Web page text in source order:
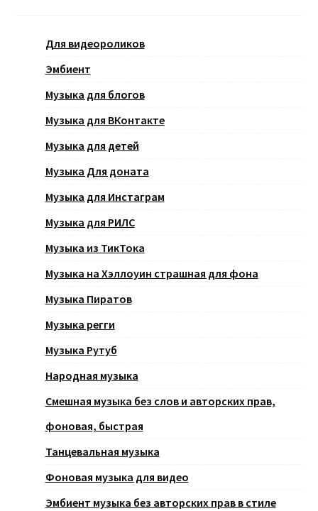
Для видеороликов
Эмбиент
Музыка для блогов
Музыка для ВКонтакте
Музыка для детей
Музыка Для доната
Музыка для Инстаграм
Музыка для РИЛС
Музыка из ТикТока
Музыка на Хэллоуин страшная для фона
Музыка Пиратов
Музыка регги
Музыка Рутуб
Народная музыка
Смешная музыка без слов и авторских прав,
фоновая, быстрая
Танцевальная музыка
Фоновая музыка для видео
Эмбиент музыка без авторских прав в стиле